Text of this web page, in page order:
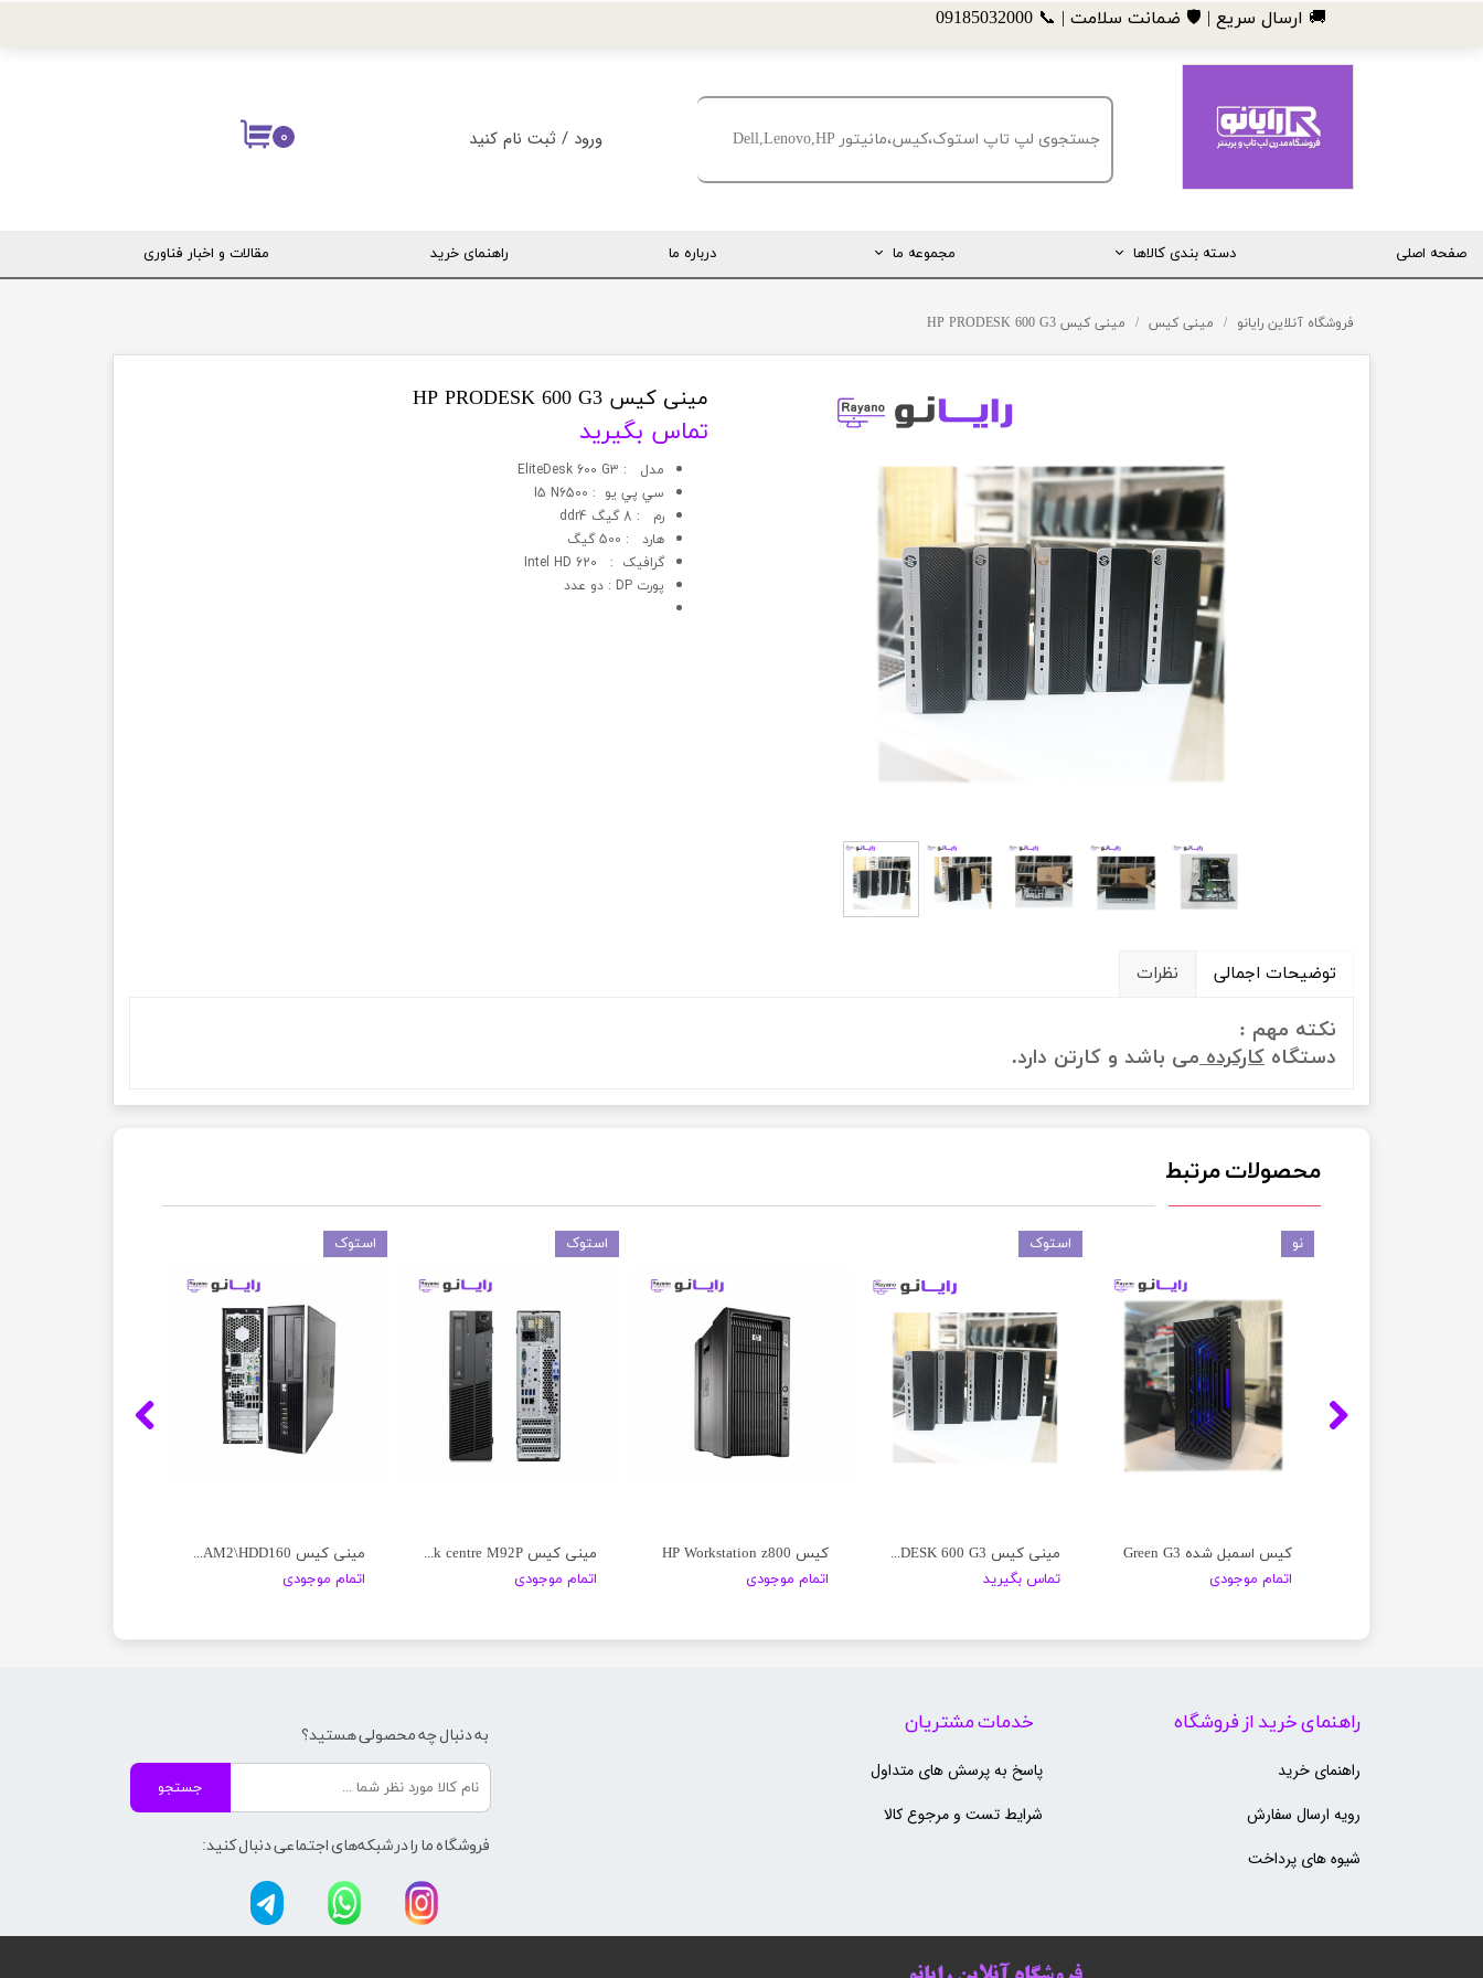
۰ ورود / ثبت نام کنید
صفحه اصلی دسته بندی کالاها
لپ تاپ
ماشین های اداری (پرینتر، کپی و ...)
حسابداری
مجموعه ما
اینستاگرام
تلگرام
تماس با ما
درباره ما راهنمای خرید مقالات و اخبار فناوری
​🚚 ارسال سریع | 🛡️ ضمانت سلامت | 📞 09185032000
فروشگاه آنلاین رایانو مینی کیس مینی کیس HP PRODESK 600 G3
مینی کیس HP PRODESK 600 G3
تماس بگیرید
مدل : EliteDesk 600 G3
سي پي يو : I5 N6500
رم : 8 گیگ ddr4
هارد : 500 گیگ
گرافيک : 620 Intel HD
پورت DP : دو عدد
توضیحات اجمالی نظرات
نکته مهم :
دستگاه کارکردهمی باشد و کارتن دارد.
محصولات مرتبط
مینی کیس HP\C2D\RAM2\HDD160
اتمام موجودی
استوک
مینی کیس Lenovo Think centre M92P
اتمام موجودی
استوک
کیس HP Workstation z800
اتمام موجودی
مینی کیس HP PRODESK 600 G3
تماس بگیرید
استوک
کیس اسمبل شده Green G3
اتمام موجودی
نو
راهنمای خرید از فروشگاه خدمات مشتریان به دنبال چه محصولی هستید؟
جستجو
فروشگاه ما را در شبکه‌های اجتماعی دنبال کنید:
رویه ارسال سفارش
راهنمای خرید
شیوه های پرداخت
پاسخ به پرسش های متداول
شرایط تست و مرجوع کالا